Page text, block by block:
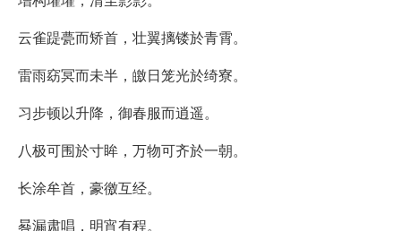
云雀踶甍而矫首，壮翼摛镂於青霄。
雷雨窈冥而未半，皦日笼光於绮寮。
习步顿以升降，御春服而逍遥。
八极可围於寸眸，万物可齐於一朝。
长涂牟首，豪徼互经。
晷漏肃唱，明宵有程。